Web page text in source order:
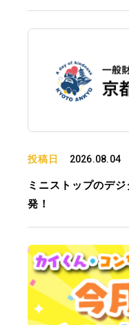
投稿日 2026.08.04
ミニストップのデ
発！